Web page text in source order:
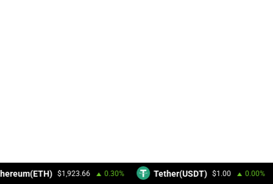
$1,923.66 0.30% Tether(USDT) $1.00 0.00%